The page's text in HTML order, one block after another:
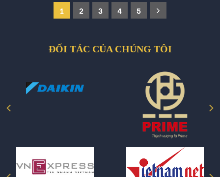
1 2 3 4 5
ĐỐI TÁC CỦA CHÚNG TÔI